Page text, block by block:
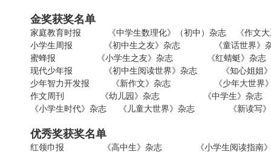
金奖获奖名单
家庭教育时报 《中学生数理化》（初中）杂志 《作文大
小学生周报 《初中生之友》杂志 《童话世界》
蜜蜂报 《小学生之友》杂志 《红蜻蜓》杂志
现代少年报 《初中生阅读世界》杂志 《知心姐姐》
少年智力开发报 《新作文》杂志 《少年大世界》
作文周刊 《幼儿园》杂志 《中学生》杂志
《小学生时代》杂志 《儿童大世界》杂志 《新读写》
优秀奖获奖名单
红领巾报 《高中生》杂志 《小学生阅读指南》